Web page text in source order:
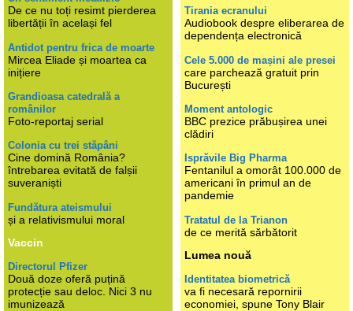
De ce nu toți resimt pierderea
libertății în același fel
Antidot pentru frica de moarte
Mircea Eliade și moartea ca
inițiere
Grandioasa catedrală a
românilor
Foto-reportaj serial
Colonia cu trei stăpâni
Cine domină România?
întrebarea evitată de falșii
suveraniști
Fundătura ateismului
și a relativismului moral
Vaccin
Directorul Pfizer
Două doze oferă puțină
protecție sau deloc. Nici 3 nu
imunizează
Tirania ecranului
Audiobook despre eliberarea de
dependența electronică
Cele 5.000 de mașini ale presei
care parchează gratuit prin
București
Moment antologic
BBC prezice prăbușirea unei
clădiri
Isprăvile Big Pharma
Fentanilul a omorât 100.000 de
americani în primul an de
pandemie
Tratatul de la Trianon
de ce merită sărbătorit
Lumea nouă
Identitatea biometrică
va fi necesară repornirii
economiei, spune Tony Blair